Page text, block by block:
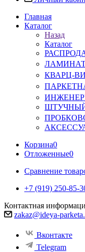
Главная
Каталог
Назад
Каталог
ЛАМИНАТ
КВАРЦ-
Корзина0
Отложенные0
Сравнение
+7 (919) 250-85-
Контактная
zakaz@ideya-
Вконтакте
Telegram